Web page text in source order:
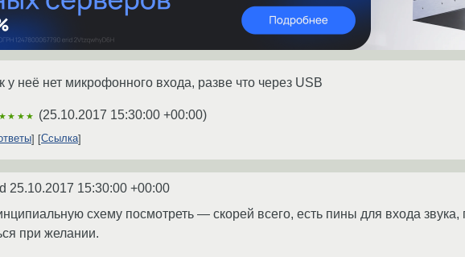
у неё нет микрофонного входа, разве что через USB
(25.10.2017 15:30:00 +00:00)
Ссылка
25.10.2017 15:30:00 +00:00
схему посмотреть — скорей всего, есть пины для входа
при желании.